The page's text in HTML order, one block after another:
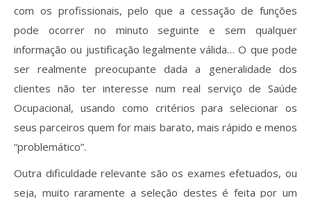
com os profissionais, pelo que a cessação de funções
pode ocorrer no minuto seguinte e sem qualquer
informação ou justificação legalmente válida… O que pode
ser realmente preocupante dada a generalidade dos
clientes não ter interesse num real serviço de Saúde
Ocupacional, usando como critérios para selecionar os
seus parceiros quem for mais barato, mais rápido e menos
“problemático”.
Outra dificuldade relevante são os exames efetuados, ou
seja, muito raramente a seleção destes é feita por um